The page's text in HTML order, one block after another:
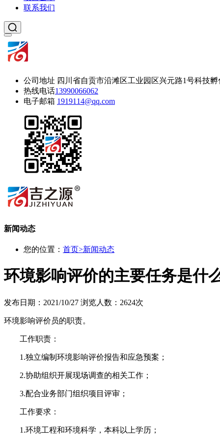
联系我们
公司地址 四川省自贡市沿滩区工业园区兴元路1号科技孵
热线电话13990066062
电子邮箱 1919114@qq.com
新闻动态
您的位置： 首页>新闻动态
环境影响评价的主要任务是什
发布日期：2021/10/27 浏览人数：2624次
环境影响评价员的职责。
工作职责：
1.独立编制环境影响评价报告和应急预案；
2.协助组织开展现场调查的相关工作；
3.配合业务部门组织项目评审；
工作要求：
1.环境工程和环境科学，本科以上学历；